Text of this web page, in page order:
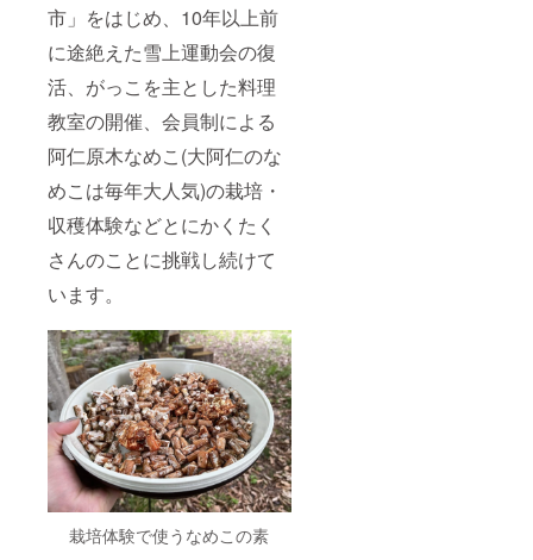
市」をはじめ、10年以上前
に途絶えた雪上運動会の復
活、がっこを主とした料理
教室の開催、会員制による
阿仁原木なめこ(大阿仁のな
めこは毎年大人気)の栽培・
収穫体験などとにかくたく
さんのことに挑戦し続けて
います。
栽培体験で使うなめこの素